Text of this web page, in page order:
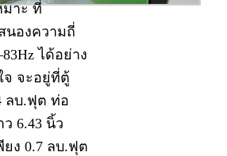
มาะ ที่
นองความถี่
ได้อย่าง
จ จะอยู่ที่ตู้
ลบ.ฟุต ท่อ
6.43 นิ้ว
ง 0.7 ลบ.ฟุต